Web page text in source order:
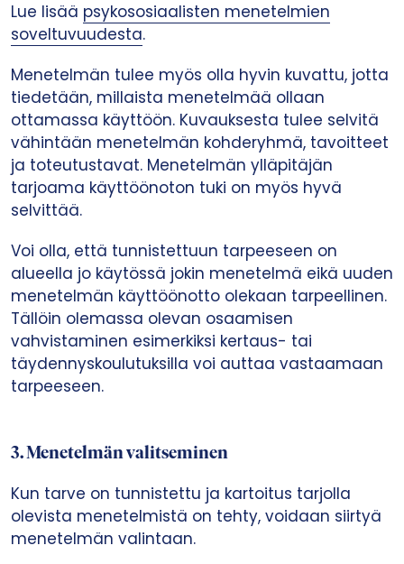
Lue lisää psykososiaalisten menetelmien
soveltuvuudesta.
Menetelmän tulee myös olla hyvin kuvattu, jotta
tiedetään, millaista menetelmää ollaan
ottamassa käyttöön. Kuvauksesta tulee selvitä
vähintään menetelmän kohderyhmä, tavoitteet
ja toteutustavat. Menetelmän ylläpitäjän
tarjoama käyttöönoton tuki on myös hyvä
selvittää.
Voi olla, että tunnistettuun tarpeeseen on
alueella jo käytössä jokin menetelmä eikä uuden
menetelmän käyttöönotto olekaan tarpeellinen.
Tällöin olemassa olevan osaamisen
vahvistaminen esimerkiksi kertaus- tai
täydennyskoulutuksilla voi auttaa vastaamaan
tarpeeseen.
3.Menetelmän valitseminen
Kun tarve on tunnistettu ja kartoitus tarjolla
olevista menetelmistä on tehty, voidaan siirtyä
menetelmän valintaan.